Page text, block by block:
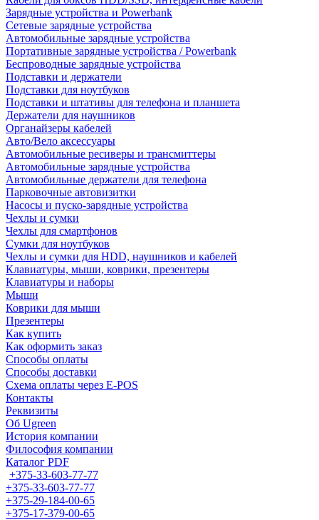
Зарядные устройства и Powerbank
Сетевые зарядные устройства
Автомобильные зарядные устройства
Портативные зарядные устройства / Powerbank
Беспроводные зарядные устройства
Подставки и держатели
Подставки для ноутбуков
Подставки и штативы для телефона и планшета
Держатели для наушников
Органайзеры кабелей
Авто/Вело аксессуары
Автомобильные ресиверы и трансмиттеры
Автомобильные зарядные устройства
Автомобильные держатели для телефона
Парковочные автовизитки
Насосы и пуско-зарядные устройства
Чехлы и сумки
Чехлы для смартфонов
Сумки для ноутбуков
Чехлы и сумки для HDD, наушников и кабелей
Клавиатуры, мыши, коврики, презентеры
Клавиатуры и наборы
Мыши
Коврики для мыши
Презентеры
Как купить
Как оформить заказ
Способы оплаты
Способы доставки
Схема оплаты через E-POS
Контакты
Реквизиты
Об Ugreen
История компании
Философия компании
Каталог PDF
+375-33-603-77-77
+375-33-603-77-77
+375-29-184-00-65
+375-17-379-00-65